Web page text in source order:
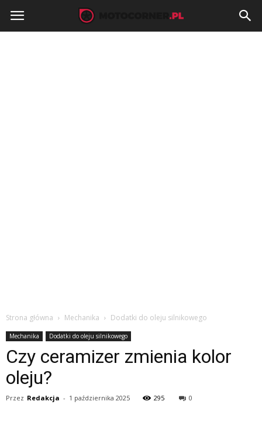
MotoCorner.pl
Strona główna Mechanika Dodatki do oleju silnikowego
Mechanika Dodatki do oleju silnikowego
Czy ceramizer zmienia kolor
oleju?
Przez Redakcja - 1 października 2025 295 0